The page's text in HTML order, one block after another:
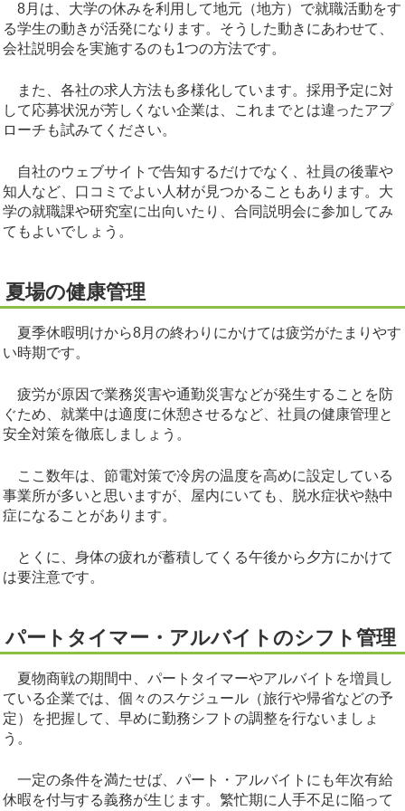
8月は、大学の休みを利用して地元（地方）で就職活動をす
る学生の動きが活発になります。そうした動きにあわせて、
会社説明会を実施するのも1つの方法です。
また、各社の求人方法も多様化しています。採用予定に対
して応募状況が芳しくない企業は、これまでとは違ったアプ
ローチも試みてください。
自社のウェブサイトで告知するだけでなく、社員の後輩や
知人など、口コミでよい人材が見つかることもあります。大
学の就職課や研究室に出向いたり、合同説明会に参加してみ
てもよいでしょう。
夏場の健康管理
夏季休暇明けから8月の終わりにかけては疲労がたまりやす
い時期です。
疲労が原因で業務災害や通勤災害などが発生することを防
ぐため、就業中は適度に休憩させるなど、社員の健康管理と
安全対策を徹底しましょう。
ここ数年は、節電対策で冷房の温度を高めに設定している
事業所が多いと思いますが、屋内にいても、脱水症状や熱中
症になることがあります。
とくに、身体の疲れが蓄積してくる午後から夕方にかけて
は要注意です。
パートタイマー・アルバイトのシフト管理
夏物商戦の期間中、パートタイマーやアルバイトを増員し
ている企業では、個々のスケジュール（旅行や帰省などの予
定）を把握して、早めに勤務シフトの調整を行ないましょ
う。
一定の条件を満たせば、パート・アルバイトにも年次有給
休暇を付与する義務が生じます。繁忙期に人手不足に陥って